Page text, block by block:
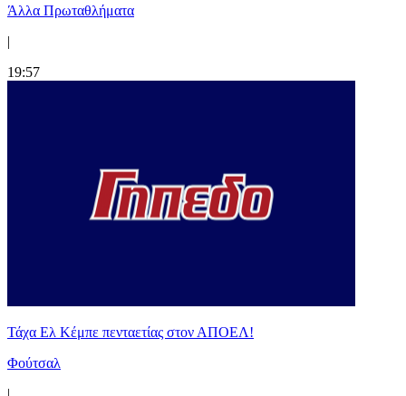
Άλλα Πρωταθλήματα
|
19:57
Τάχα Ελ Κέμπε πενταετίας στον ΑΠΟΕΛ!
Φούτσαλ